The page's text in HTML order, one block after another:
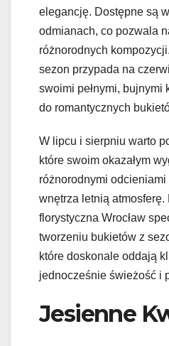
elegancję. Dostępne są
odmianach, co pozwala
różnorodnych
sezon przypada na
swoimi pełnymi, bujnymi
do romantycznych
W lipcu i sierpniu warto
które swoim okazałym
różnorodnymi
wnętrza letnią atmosferę.
florystyczna Wrocław
tworzeniu bukietów z
które doskonale oddają
jednocześnie świeżość i
Jesienne